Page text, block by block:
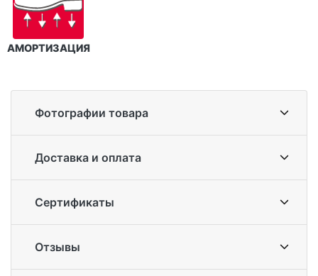
АМОРТИЗАЦИЯ
Фотографии товара
Доставка и оплата
Сертификаты
Отзывы